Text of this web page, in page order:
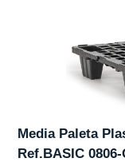
Media Paleta
Ref.BASIC 0806-